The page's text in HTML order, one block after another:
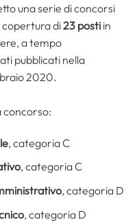
una serie di concorsi
copertura di23 posti in
a tempo
pubblicati nella
2020.
concorso:
, categoria C
, categoria C
, categoria D
, categoria D